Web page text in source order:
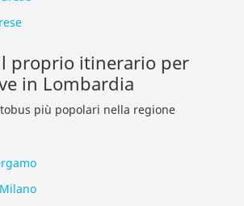
proprio itinerario per
in Lombardia
più popolari nella regione